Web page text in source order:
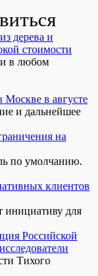
дерева и
стоимости
в любом
в августе
и дальнейшее
на
по умолчанию.
клиентов
инициативу для
Российской
Тихого